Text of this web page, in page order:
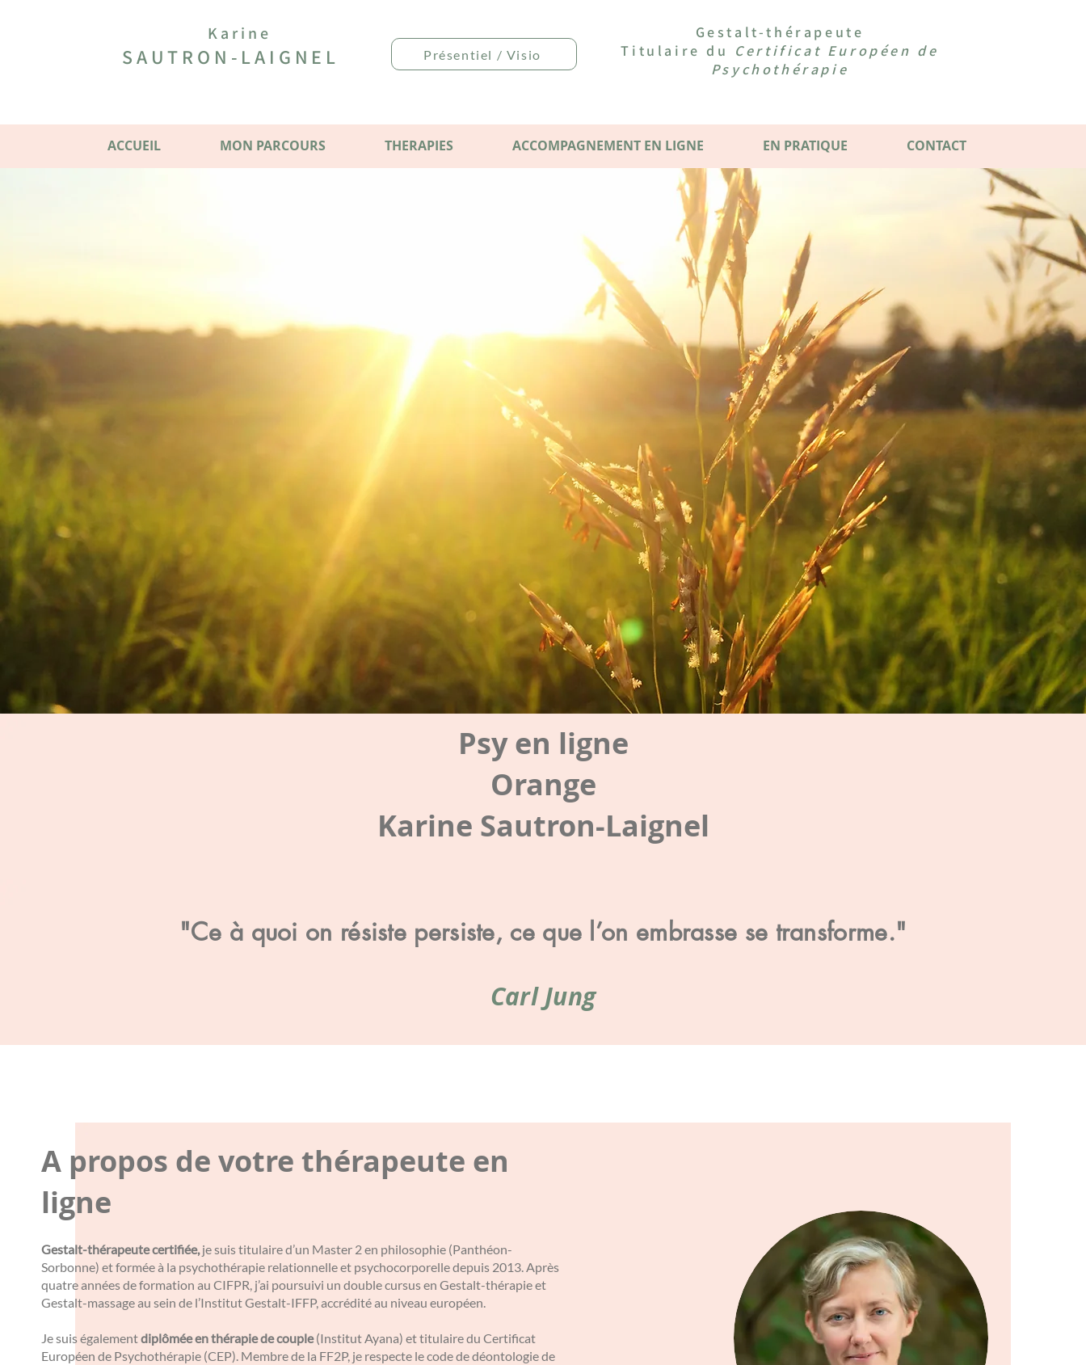
Karine
SAUTRON-LAIGNEL Présentiel / Visio
Gestalt-thérapeute
Titulaire du Certificat Européen de
Psychothérapie
ACCUEIL MON PARCOURS THERAPIES ACCOMPAGNEMENT EN LIGNE EN PRATIQUE CONTACT
Psy en ligne
Orange
Karine Sautron-Laignel
"Ce à quoi on résiste persiste, ce que l’on embrasse se transforme."
Carl Jung
A propos de votre thérapeute en
ligne
Gestalt-thérapeute certifiée,je suis titulaire d’un Master 2 en philosophie (Panthéon-
Sorbonne) et formée à la psychothérapie relationnelle et psychocorporelle depuis 2013. Après
quatre années de formation au CIFPR, j’ai poursuivi un double cursus en Gestalt-thérapie et
Gestalt-massage au sein de l’Institut Gestalt-IFFP, accrédité au niveau européen.
Je suis égalementdiplômée en thérapie de couple(Institut Ayana) et titulaire du Certificat
Européen de Psychothérapie (CEP). Membre de la FF2P, je respecte le code de déontologie de